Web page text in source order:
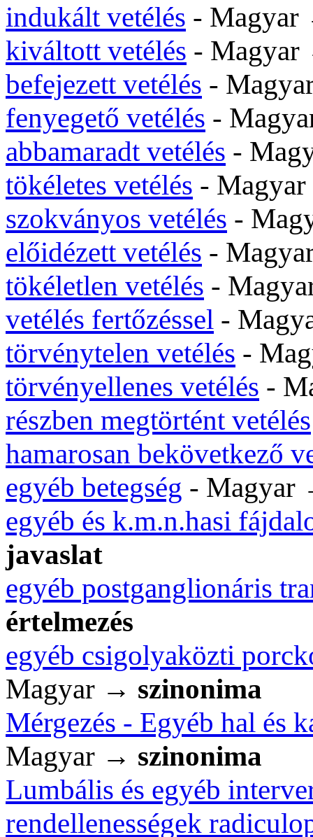
indukált vetélés -
kiváltott vetélés -
befejezett vetélés -
fenyegető vetélés -
abbamaradt vetélés -
tökéletes vetélés -
szokványos vetélés -
előidézett vetélés -
tökéletlen vetélés -
vetélés fertőzéssel -
törvénytelen vetélés -
törvényellenes vetélés -
részben megtörtént vetélés
hamarosan bekövetkező
egyéb betegség -
egyéb és k.m.n.hasi
javaslat
egyéb postganglionáris
értelmezés
egyéb csigolyaközti
Magyar → szinonima
Mérgezés - Egyéb hal és
Magyar → szinonima
Lumbális és egyéb
rendellenességek